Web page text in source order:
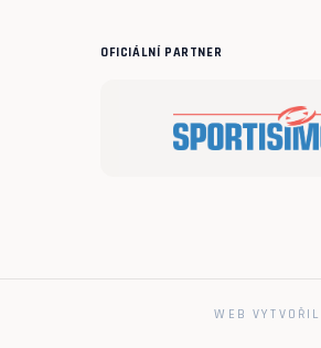
OFICIÁLNÍ PARTNER
WEB VYTVOŘIL